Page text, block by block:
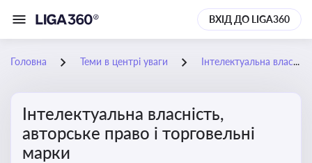
ВХІД ДО LIGA360
Головна Теми в центрі уваги Інтелектуальна власність, авторське право і торговельні марки
Інтелектуальна власність,
авторське право і торговельні
марки